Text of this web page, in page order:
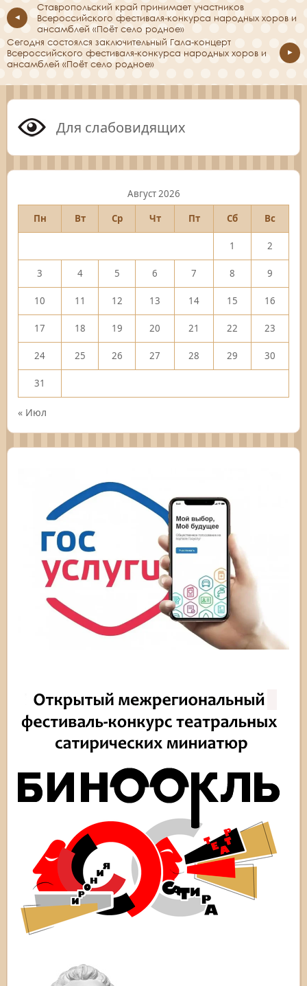
Ставропольский край принимает участников
Всероссийского фестиваля-конкурса народных хоров и
ансамблей «Поёт село родное»
Сегодня состоялся заключительный Гала-концерт
Всероссийского фестиваля-конкурса народных хоров и
ансамблей «Поёт село родное»
Для слабовидящих
Август 2026
Пн
Вт Ср Чт Пт Сб Вс
1 2
3 4 5 6 7 8 9
10 11 12 13 14 15 16
17 18 19 20 21 22 23
24 25 26 27 28 29 30
31
« Июл